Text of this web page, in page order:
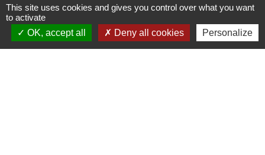
Du lundi au vendredi de 8h30 à 12h et 13h30 à
17h30
Samedi 8h30 à 12h
This site uses cookies and gives you control over what you want
to activate
OK, accept all
Deny all cookies Personalize